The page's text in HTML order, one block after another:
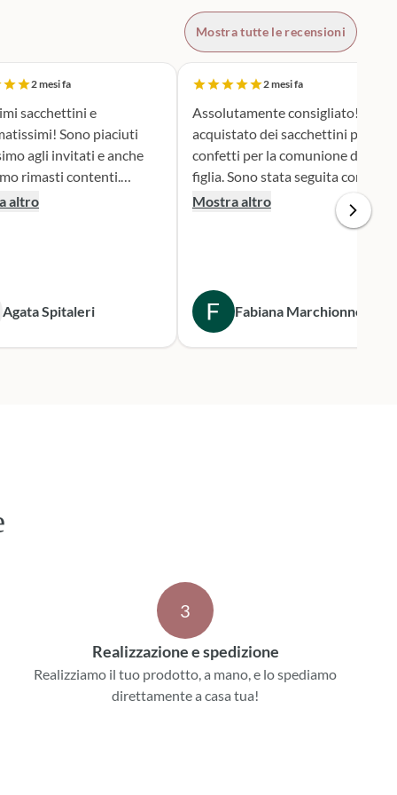
Mostra tutte le recensioni
2 mesi fa
sacchettini e
Sono piaciuti
agli invitati e anche
rimasti contenti.
altro
Agata Spitaleri
2 mesi fa
Assolutamente consigliato!Ho
acquistato dei sacchettini porta
confetti per la comunione di mia
figlia. Sono stata seguita con
attenzione e serietà nella scelta e
nella personalizzazione del
Consegna puntualissima
secondo i tempi stabiliti.
Sicuramente mi rivolgerò a loro
Mostra altro
Fabiana Marchionne
3
Realizzazione e spedizione
Realizziamo il tuo prodotto, a mano, e lo spediamo
direttamente a casa tua!